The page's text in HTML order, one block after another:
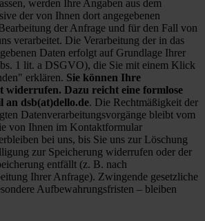
werden Ihre Angaben aus dem
der von Ihnen dort angegebenen
der Anfrage und für den Fall von
verarbeitet. Die Verarbeitung der in das
Daten erfolgt auf Grundlage Ihrer
1 lit. a DSGVO), die Sie mit einem Klick
erklären. Sie können Ihre
widerrufen. Dazu reicht eine formlose
dsb(at)dello.de. Die Rechtmäßigkeit der
Datenverarbeitungsvorgänge bleibt vom
von Ihnen im Kontaktformular
bei uns, bis Sie uns zur Löschung
zur Speicherung widerrufen oder der
entfällt (z. B. nach
Ihrer Anfrage). Zwingende gesetzliche
Aufbewahrungsfristen – bleiben